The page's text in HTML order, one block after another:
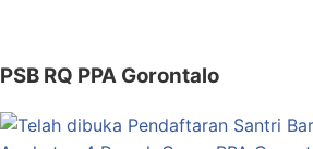
PSB RQ PPA Gorontalo